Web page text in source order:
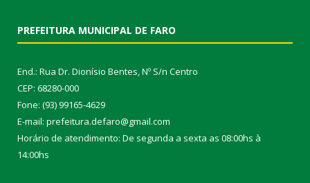
PREFEITURA MUNICIPAL DE FARO
End.: Rua Dr. Dionísio Bentes, Nº S/n Centro
CEP: 68280-000
Fone: (93) 99165-4629
E-mail: prefeitura.defaro@gmail.com
Horário de atendimento: De segunda a sexta as 08:00hs à
14:00hs